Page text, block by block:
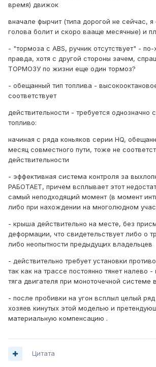
время) движок
вначале фырчит (типа дорогой не сейчас, я
голова болит и скоро вааще месячные) и
- "тормоза с АBS, ручник отсутствует" - по-
правда, хотя с другой стороны зачем,
ТОРМОЗУ по жизни еще один тормоз?
- обещанный тип топлива -
соответствует
действительности - требуется однозначно
топливо:
начиная с ряда коньяков серии НQ,
месяц совместного пути, тоже не
действительности
- эффективная система контроля за
РАБОТАЕТ, причем всплывает этот
самый неподходящий момент (в момент
либо при нахождении на многолюдном
- крыша действительно на месте, без
деформации, что свидетельствует либо о
либо неопытности предыдущих владельцев
- действительно требует установки
так как на трассе постоянно тянет налево
тяга двигателя при моноточечной системе
- после пробивки на угон всплыл целый
хозяев кинутых этой моделью и
материальную компенсацию .
Цитата